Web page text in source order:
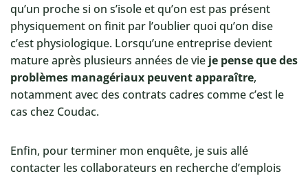
qu’un proche si on s’isole et qu’on est pas présent
physiquement on finit par l’oublier quoi qu’on dise
c’est physiologique. Lorsqu’une entreprise devient
mature après plusieurs années de vie je pense que des
problèmes managériaux peuvent apparaître,
notamment avec des contrats cadres comme c’est le
cas chez Coudac.
Enfin, pour terminer mon enquête, je suis allé
contacter les collaborateurs en recherche d’emplois